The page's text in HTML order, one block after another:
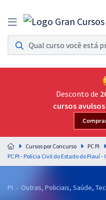
Assinatura Ilimitada 11
Acesso a todos os cursos. Teste
Assinatura OAB Até
Acesso ilimitado a toda preparação
Residências
Preparação completa e intensiva
residências em saúde do Brasil
Desconto de
cursos avulsos
Cursos por Concurso
PC PI
PI - Outras, Policiais, Saúde,